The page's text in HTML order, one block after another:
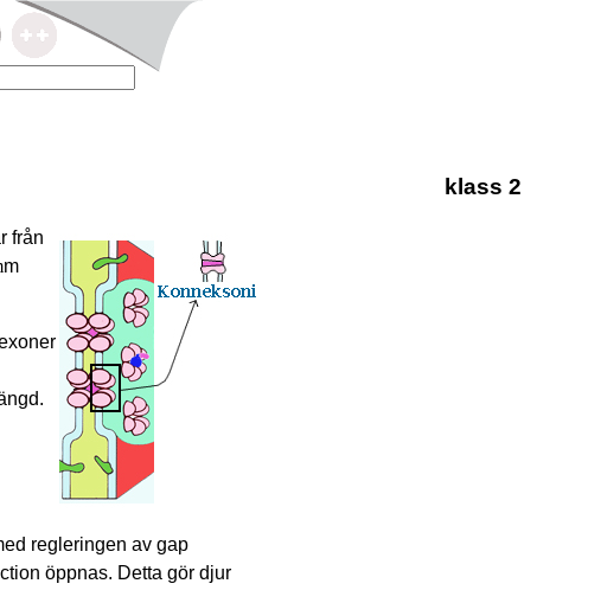
klass 2
från
m
regleringen av gap
öppnas. Detta gör djur